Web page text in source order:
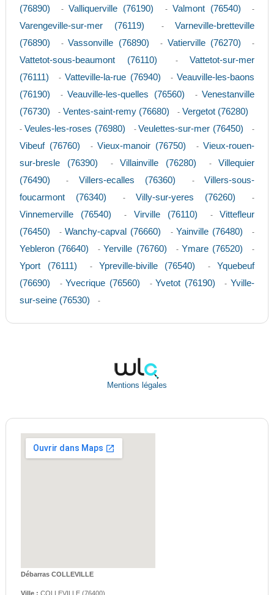
(76890)
- Valliquerville (76190) - Valmont (76540) -
Varengeville-sur-mer (76119) - Varneville-bretteville
(76890)
- Vassonville (76890) - Vatierville (76270) -
Vattetot-sous-beaumont (76110) - Vattetot-sur-mer
(76111)
- Vatteville-la-rue (76940) - Veauville-les-baons
(76190)
- Veauville-les-quelles (76560) - Venestanville
(76730)
- Ventes-saint-remy (76680) - Vergetot (76280)
- Veules-les-roses (76980) - Veulettes-sur-mer (76450) -
Vibeuf (76760) - Vieux-manoir (76750) - Vieux-rouen-
sur-bresle (76390)
- Villainville (76280) - Villequier
(76490)
- Villers-ecalles (76360) - Villers-sous-
foucarmont (76340)
- Villy-sur-yeres (76260) -
Vinnemerville (76540) - Virville (76110) - Vittefleur
(76450)
-Wanchy-capval (76660) - Yainville (76480) -
Yebleron (76640) - Yerville (76760) - Ymare (76520) -
Yport (76111) - Ypreville-biville (76540) - Yquebeuf
(76690)
- Yvecrique (76560) - Yvetot (76190) - Yville-
sur-seine (76530)
-
Mentions légales
Débarras COLLEVILLE
Ville : COLLEVILLE(76400)